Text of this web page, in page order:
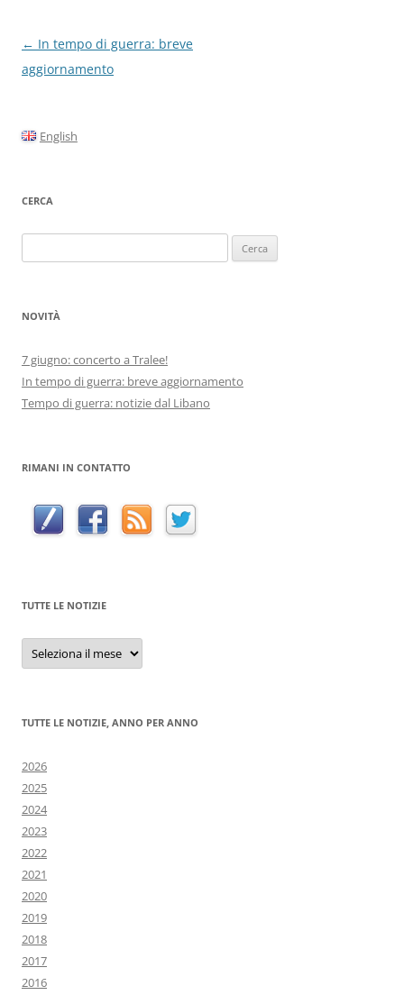
Navigazione
articolo
← In tempo di guerra: breve
aggiornamento
English
CERCA
per:
NOVITÀ
7 giugno: concerto a Tralee!
In tempo di guerra: breve aggiornamento
Tempo di guerra: notizie dal Libano
RIMANI IN CONTATTO
TUTTE LE NOTIZIE
Tutte
notizie
TUTTE LE NOTIZIE, ANNO PER ANNO
2026
2025
2024
2023
2022
2021
2020
2019
2018
2017
2016